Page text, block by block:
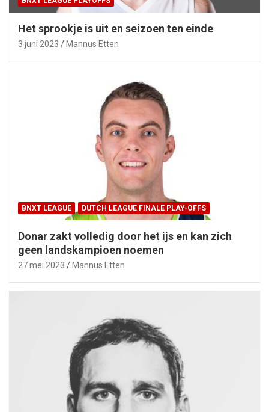
Het sprookje is uit en seizoen ten einde
3 juni 2023 Mannus Etten
BNXT LEAGUE DUTCH LEAGUE FINALE PLAY-OFFS
Donar zakt volledig door het ijs en kan zich
geen landskampioen noemen
27 mei 2023 Mannus Etten